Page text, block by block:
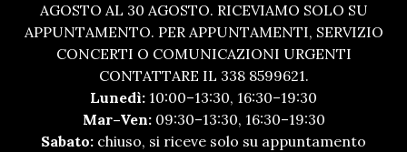
AGOSTO AL 30 AGOSTO. RICEVIAMO SOLO SU
APPUNTAMENTO. PER APPUNTAMENTI, SERVIZIO
CONCERTI O COMUNICAZIONI URGENTI
CONTATTARE IL 338 8599621.
Lunedì: 10:00–13:30, 16:30–19:30
Mar–Ven:09:30–13:30, 16:30–19:30
Sabato: chiuso, si riceve solo su appuntamento